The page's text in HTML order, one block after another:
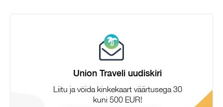
Union Traveli uudiskiri
Liitu ja võida kinkekaart väärtusega 30
kuni 500 EUR!